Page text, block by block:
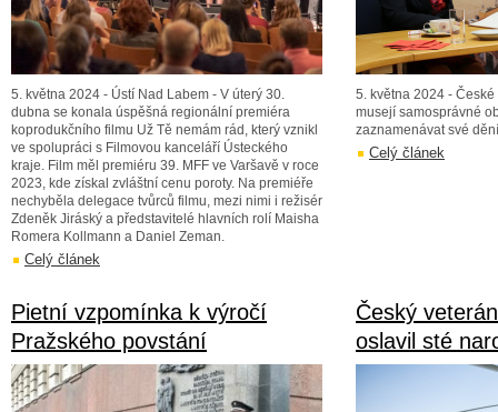
5. května 2024 - Ústí Nad Labem - V úterý 30.
dubna se konala úspěšná regionální premiéra
koprodukčního filmu Už Tě nemám rád, který vznikl
ve spolupráci s Filmovou kanceláří Ústeckého
kraje. Film měl premiéru 39. MFF ve Varšavě v roce
2023, kde získal zvláštní cenu poroty. Na premiéře
nechyběla delegace tvůrců filmu, mezi nimi i režisér
Zdeněk Jiráský a představitelé hlavních rolí Maisha
Romera Kollmann a Daniel Zeman.
Celý článek
5. května 2024 -
musejí samosprávné
zaznamenávat své
Celý článek
Pietní vzpomínka k výročí
Pražského povstání
Český
oslavil sté